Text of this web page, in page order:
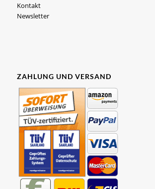
Kontakt
Newsletter
ZAHLUNG UND VERSAND